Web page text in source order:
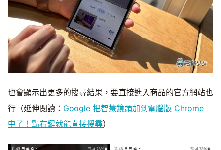
也會顯示出更多的搜尋結果，要直接進入商品的官方網站也
行（延伸閱讀： Google 把智慧鏡頭加到電腦版 Chrome
中了！點右鍵就能直接搜尋）